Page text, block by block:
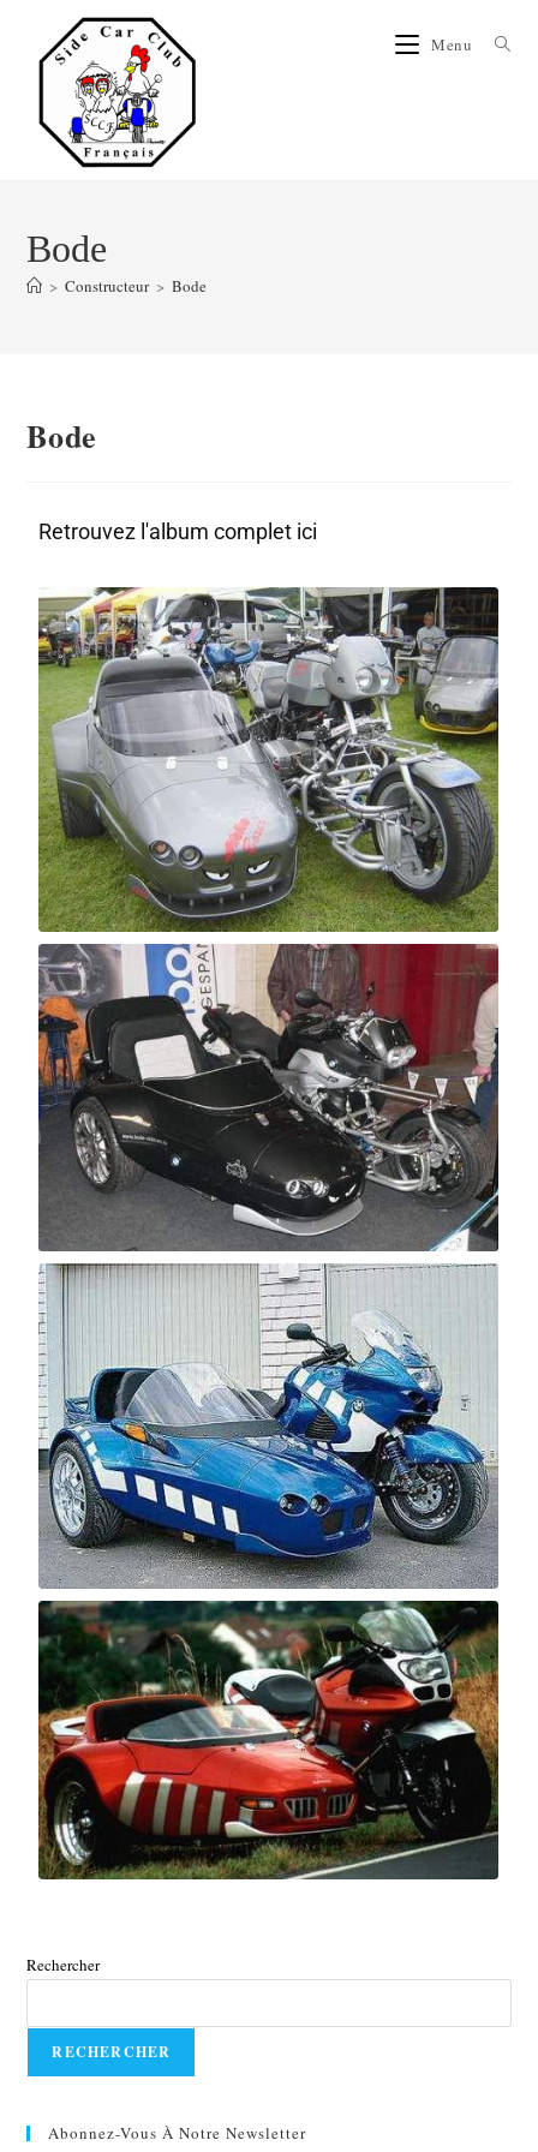
Menu
Bode
> Constructeur > Bode
Bode
Retrouvez l'album complet ici
Rechercher
RECHERCHER
Abonnez-Vous À Notre Newsletter